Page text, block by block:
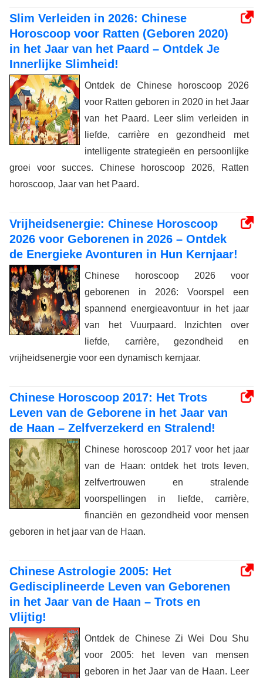
Slim Verleiden in 2026: Chinese
Horoscoop voor Ratten (Geboren 2020)
in het Jaar van het Paard – Ontdek Je
Innerlijke Slimheid!
Ontdek de Chinese horoscoop 2026
voor Ratten geboren in 2020 in het Jaar
van het Paard. Leer slim verleiden in
liefde, carrière en gezondheid met
intelligente strategieën en persoonlijke
groei voor succes. Chinese horoscoop 2026, Ratten
horoscoop, Jaar van het Paard.
Vrijheidsenergie: Chinese Horoscoop
2026 voor Geborenen in 2026 – Ontdek
de Energieke Avonturen in Hun Kernjaar!
Chinese horoscoop 2026 voor
geborenen in 2026: Voorspel een
spannend energieavontuur in het jaar
van het Vuurpaard. Inzichten over
liefde, carrière, gezondheid en
vrijheidsenergie voor een dynamisch kernjaar.
Chinese Horoscoop 2017: Het Trots
Leven van de Geborene in het Jaar van
de Haan – Zelfverzekerd en Stralend!
Chinese horoscoop 2017 voor het jaar
van de Haan: ontdek het trots leven,
zelfvertrouwen en stralende
voorspellingen in liefde, carrière,
financiën en gezondheid voor mensen
geboren in het jaar van de Haan.
Chinese Astrologie 2005: Het
Gedisciplineerde Leven van Geborenen
in het Jaar van de Haan – Trots en
Vlijtig!
Ontdek de Chinese Zi Wei Dou Shu
voor 2005: het leven van mensen
geboren in het Jaar van de Haan. Leer